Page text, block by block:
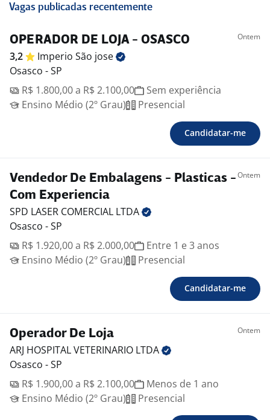
Vagas publicadas recentemente
OPERADOR DE LOJA - OSASCO Ontem
3,2 Imperio São jose
Osasco - SP
R$ 1.800,00 a R$ 2.100,00
Sem experiência
Ensino Médio (2º Grau)
Presencial
Candidatar-me
Vendedor De Embalagens - Plasticas -
Com Experiencia
Ontem
SPD LASER COMERCIAL LTDA
Osasco - SP
R$ 1.920,00 a R$ 2.000,00
Entre 1 e 3 anos
Ensino Médio (2º Grau)
Presencial
Candidatar-me
Operador De Loja Ontem
ARJ HOSPITAL VETERINARIO LTDA
Osasco - SP
R$ 1.900,00 a R$ 2.100,00
Menos de 1 ano
Ensino Médio (2º Grau)
Presencial